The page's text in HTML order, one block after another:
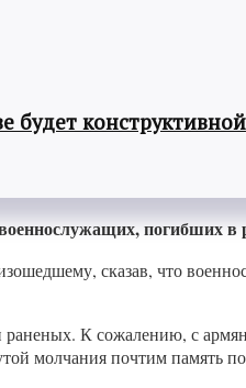
конструктивной
погибших в
сказав, что
К сожалению, с
молчания почтим память